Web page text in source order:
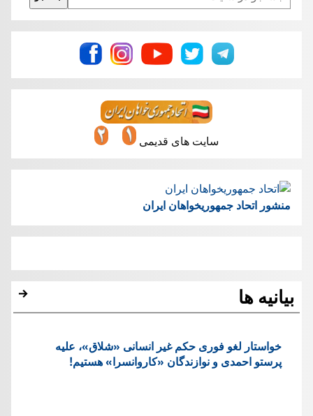
سایت های قدیمی
منشور اتحاد جمهوریخواهان ایران
بیانیه ها
خواستار لغو فوری حکم غیر انسانی «شلاق»، علیه
پرستو احمدی و نوازندگان «کاروانسرا» هستیم!